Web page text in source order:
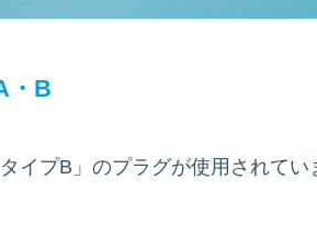
・B
タイプB」のプラグが使用されてい